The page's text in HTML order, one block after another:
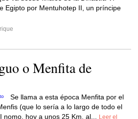
Egipto por Mentuhotep II, un príncipe
o Menfita de
Se llama a esta época Menfita por el
(que lo sería a lo largo de todo el
nomo, hoy a unos 25 Km. al...
Leer el